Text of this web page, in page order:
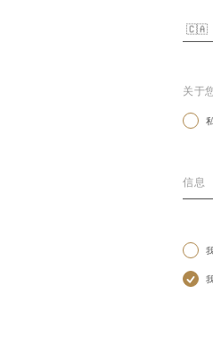
关于